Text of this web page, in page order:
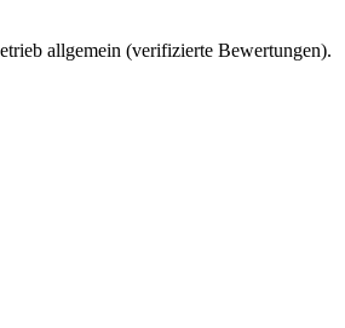
allgemein (verifizierte Bewertungen).